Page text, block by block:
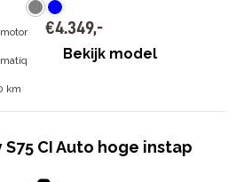
km
€4.349,-
Bekijk model
CI Auto hoge instap